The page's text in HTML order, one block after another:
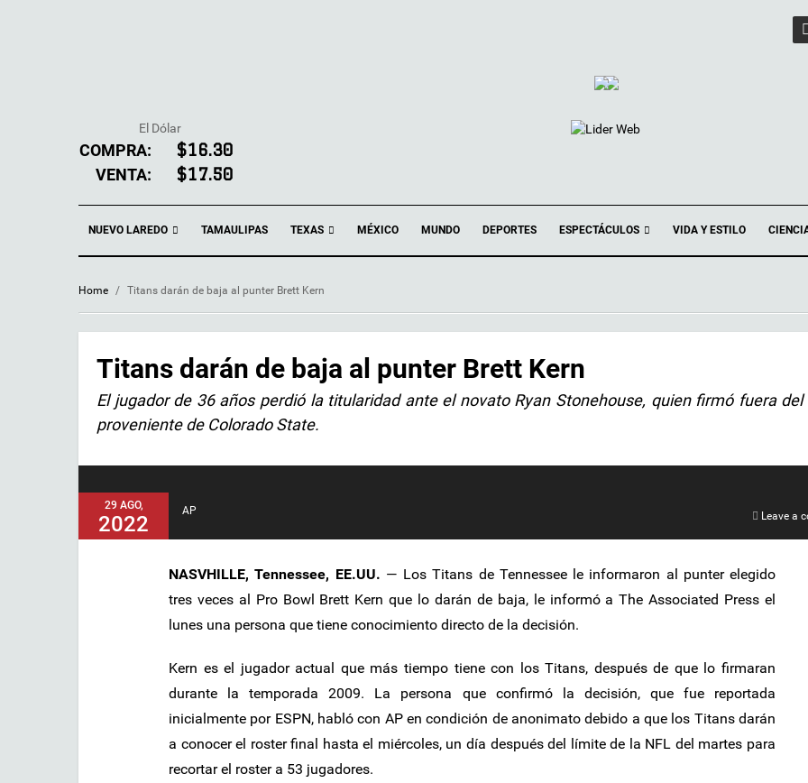
El Dólar
COMPRA: $16.30
VENTA: $17.50
NUEVO LAREDO TAMAULIPAS TEXAS MÉXICO MUNDO DEPORTES ESPECTÁCULOS VIDA Y ESTILO
Home / Titans darán de baja al punter Brett Kern
Titans darán de baja al punter Brett Kern
El jugador de 36 años perdió la titularidad ante el novato Ryan Stonehouse, quien firmó fuera del
proveniente de Colorado State.
29 AGO,
2022
AP Leave a
NASVHILLE, Tennessee, EE.UU. — Los Titans de Tennessee le informaron al punter elegido
tres veces al Pro Bowl Brett Kern que lo darán de baja, le informó a The Associated Press el
lunes una persona que tiene conocimiento directo de la decisión.
Kern es el jugador actual que más tiempo tiene con los Titans, después de que lo firmaran
durante la temporada 2009. La persona que confirmó la decisión, que fue reportada
inicialmente por ESPN, habló con AP en condición de anonimato debido a que los Titans darán
a conocer el roster final hasta el miércoles, un día después del límite de la NFL del martes para
recortar el roster a 53 jugadores.